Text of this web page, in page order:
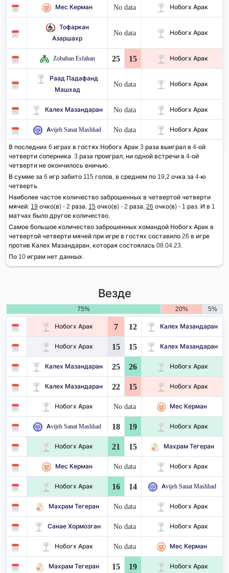
Мес Керман No data Нобогх Арак
Тофаркан
Азаршахр
No data Нобогх Арак
Zobahan Esfahan 25 15 Нобогх Арак
Раад Падафанд
Машхад
No data Нобогх Арак
Калех Мазандаран No data Нобогх Арак
Avijeh Sanat Mashhad No data Нобогх Арак
В последних 6 играх в гостях Нобогх Арак 3 раза выиграл в 4-ой
четверти соперника. 3 раза проиграл, ни одной встречи в 4-ой
четверти не окончилось вничью.
В сумме за 6 игр забито 115 голов, в среднем по 19,2 очка за 4-ю
четверть.
Наиболее частое количество заброшенных в четвертой четверти
мячей: 19 очко(в) - 2 раза, 15 очко(в) - 2 раза, 26 очко(в) - 1 раз. И в 1
матчах было другое количество.
Самое большое количество заброшенных командой Нобогх Арак в
четвертой четверти мячей при игре в гостях составило 26 в игре
против Калех Мазандаран, которая состоялась 08.04.23.
По 10 играм нет данных.
Везде
75% 20% 5%
Нобогх Арак 7 12 Калех Мазандаран
Нобогх Арак 15 15 Калех Мазандаран
Калех Мазандаран 25 26 Нобогх Арак
Калех Мазандаран 22 15 Нобогх Арак
Нобогх Арак No data Мес Керман
Avijeh Sanat Mashhad 18 19 Нобогх Арак
Нобогх Арак 21 15 Махрам Тегеран
Мес Керман No data Нобогх Арак
Нобогх Арак 16 14 Avijeh Sanat Mashhad
Махрам Тегеран No data Нобогх Арак
Санае Хормозган No data Нобогх Арак
Нобогх Арак No data Мес Керман
Махрам Тегеран 15 19 Нобогх Арак